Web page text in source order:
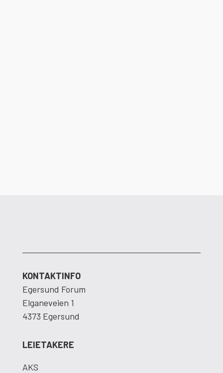
KONTAKTINFO
Egersund Forum
Elganeveien 1
4373 Egersund
LEIETAKERE
AKS